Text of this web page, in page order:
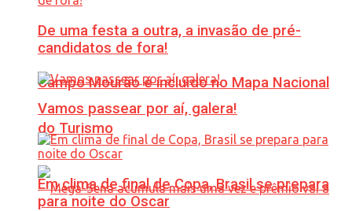
Campo Mourão é incluído no Mapa Nacional
do Turismo
De uma festa a outra, a invasão de pré-
candidatos de fora!
Vamos passear por aí, galera!
Em clima de final de Copa, Brasil se prepara
para noite do Oscar